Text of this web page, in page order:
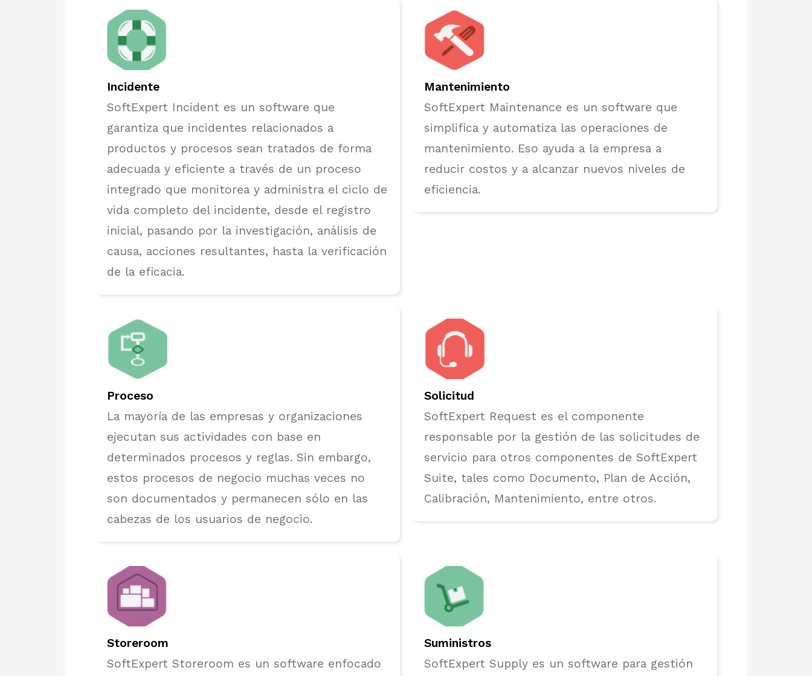
Incidente
SoftExpert Incident es un software que
garantiza que incidentes relacionados a
productos y procesos sean tratados de forma
adecuada y eficiente a través de un proceso
integrado que monitorea y administra el ciclo de
vida completo del incidente, desde el registro
inicial, pasando por la investigación, análisis de
causa, acciones resultantes, hasta la verificación
de la eficacia.
Mantenimiento
SoftExpert Maintenance es un software que
simplifica y automatiza las operaciones de
mantenimiento. Eso ayuda a la empresa a
reducir costos y a alcanzar nuevos niveles de
eficiencia.
Proceso
La mayoría de las empresas y organizaciones
ejecutan sus actividades con base en
determinados procesos y reglas. Sin embargo,
estos procesos de negocio muchas veces no
son documentados y permanecen sólo en las
cabezas de los usuarios de negocio.
Solicitud
SoftExpert Request es el componente
responsable por la gestión de las solicitudes de
servicio para otros componentes de SoftExpert
Suite, tales como Documento, Plan de Acción,
Calibración, Mantenimiento, entre otros.
Storeroom
SoftExpert Storeroom es un software enfocado
Suministros
SoftExpert Supply es un software para gestión